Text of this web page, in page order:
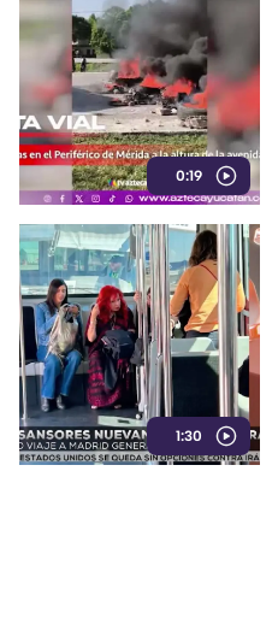
0:19
1:30